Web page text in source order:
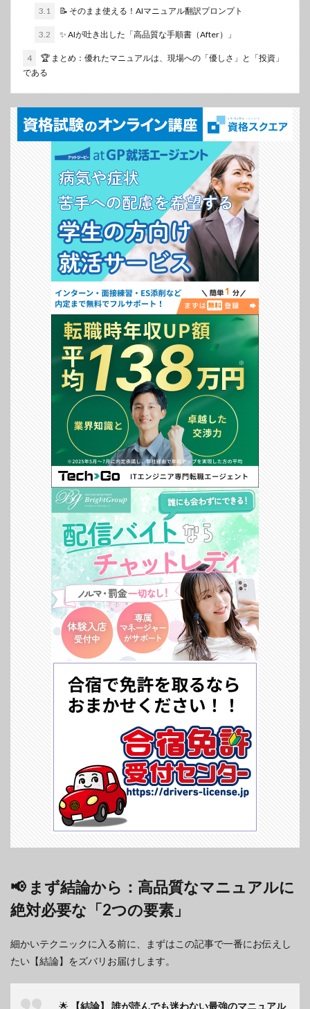
3.1 📝 そのまま使える！AIマニュアル翻訳プロンプト
3.2 ✨ AIが吐き出した「高品質な手順書（After）」
4
🏆 まとめ：優れたマニュアルは、現場への「優しさ」と「投資」
である
📢 まず結論から：高品質なマニュアルに
絶対必要な「2つの要素」
細かいテクニックに入る前に、まずはこの記事で一番にお伝えし
たい【結論】をズバリお届けします。
🌟 【結論】 誰が読んでも迷わない最強のマニュアル